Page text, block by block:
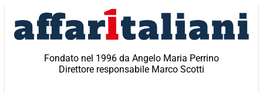
contenuto
Fondato nel 1996 da Angelo Maria Perrino
Direttore responsabile Marco Scotti